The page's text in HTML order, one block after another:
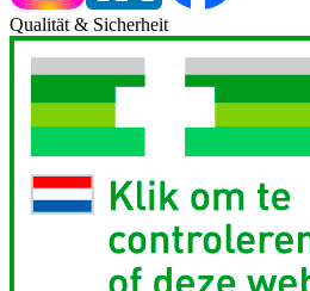
Qualität & Sicherheit